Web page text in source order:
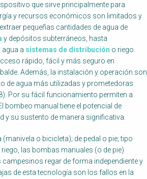
que sirve principalmente para
y recursos económicos son limitados y
pequeñas cantidades de agua de
y depósitos subterráneos, hasta
a sistemas de distribución o riego.
rápido, fácil y más seguro en
Además, la instalación y operación son
de agua más utilizadas y prometedoras
Por su fácil funcionamiento permiten a
bombeo manual tiene el potencial de
y su sustento de manera significativa.
o bicicleta); de pedal o pie; tipo
las bombas manuales (o de pie)
regar de forma independiente y
de esta tecnología son los fallos en la